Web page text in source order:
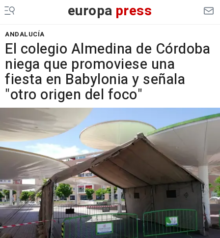
europa press
ANDALUCÍA
El colegio Almedina de Córdoba
niega que promoviese una
fiesta en Babylonia y señala
"otro origen del foco"